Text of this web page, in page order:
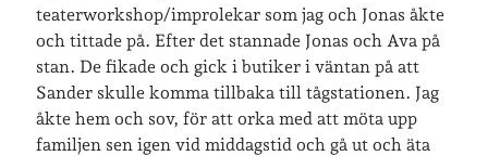
teaterworkshop/improlekar som jag och Jonas åkte
och tittade på. Efter det stannade Jonas och Ava på
stan. De fikade och gick i butiker i väntan på att
Sander skulle komma tillbaka till tågstationen. Jag
åkte hem och sov, för att orka med att möta upp
familjen sen igen vid middagstid och gå ut och äta